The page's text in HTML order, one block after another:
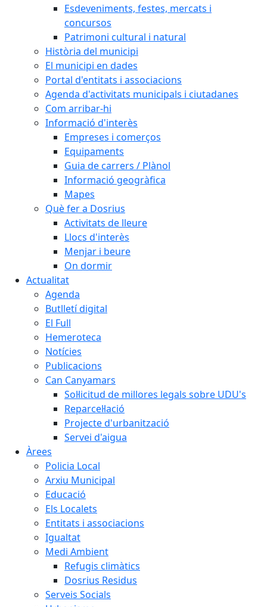
Esdeveniments, festes, mercats i
concursos
Patrimoni cultural i natural
Història del municipi
El municipi en dades
Portal d'entitats i associacions
Agenda d'activitats municipals i ciutadanes
Com arribar-hi
Informació d'interès
Empreses i comerços
Equipaments
Guia de carrers / Plànol
Informació geogràfica
Mapes
Què fer a Dosrius
Activitats de lleure
Llocs d'interès
Menjar i beure
On dormir
Actualitat
Agenda
Butlletí digital
El Full
Hemeroteca
Notícies
Publicacions
Can Canyamars
Sol·licitud de millores legals sobre UDU's
Reparcel·lació
Projecte d'urbanització
Servei d'aigua
Àrees
Policia Local
Arxiu Municipal
Educació
Els Localets
Entitats i associacions
Igualtat
Medi Ambient
Refugis climàtics
Dosrius Residus
Serveis Socials